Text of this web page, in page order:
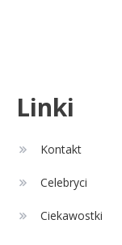
Czy
Linki
Kontakt
Celebryci
Ciekawostki